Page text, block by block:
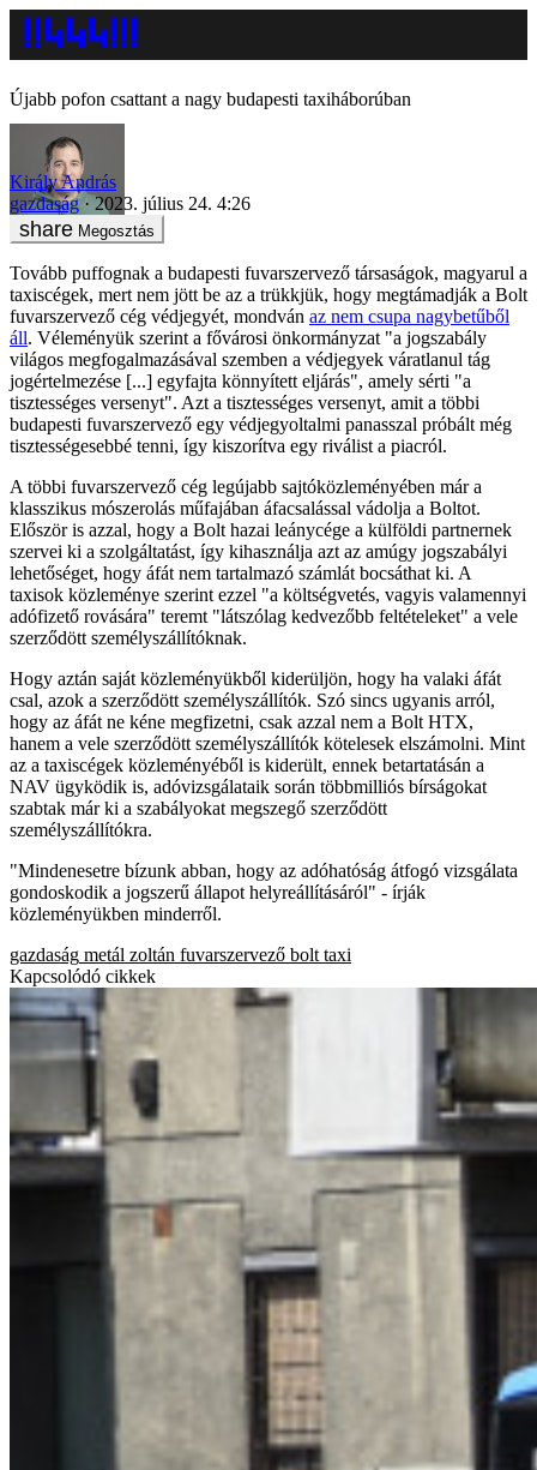
Újabb pofon csattant a nagy budapesti taxiháborúban
Király András
gazdaság
2023. július 24. 4:26
Megosztás
Tovább puffognak a budapesti fuvarszervező társaságok, magyarul a
taxiscégek, mert nem jött be az a trükkjük, hogy megtámadják a Bolt
fuvarszervező cég védjegyét, mondván az nem csupa nagybetűből
áll. Véleményük szerint a fővárosi önkormányzat "a jogszabály
világos megfogalmazásával szemben a védjegyek váratlanul tág
jogértelmezése [...] egyfajta könnyített eljárás", amely sérti "a
tisztességes versenyt". Azt a tisztességes versenyt, amit a többi
budapesti fuvarszervező egy védjegyoltalmi panasszal próbált még
tisztességesebbé tenni, így kiszorítva egy riválist a piacról.
A többi fuvarszervező cég legújabb sajtóközleményében már a
klasszikus mószerolás műfajában áfacsalással vádolja a Boltot.
Először is azzal, hogy a Bolt hazai leánycége a külföldi partnernek
szervei ki a szolgáltatást, így kihasználja azt az amúgy jogszabályi
lehetőséget, hogy áfát nem tartalmazó számlát bocsáthat ki. A
taxisok közleménye szerint ezzel "a költségvetés, vagyis valamennyi
adófizető rovására" teremt "látszólag kedvezőbb feltételeket" a vele
szerződött személyszállítóknak.
Hogy aztán saját közleményükből kiderüljön, hogy ha valaki áfát
csal, azok a szerződött személyszállítók. Szó sincs ugyanis arról,
hogy az áfát ne kéne megfizetni, csak azzal nem a Bolt HTX,
hanem a vele szerződött személyszállítók kötelesek elszámolni. Mint
az a taxiscégek közleményéből is kiderült, ennek betartatásán a
NAV ügyködik is, adóvizsgálataik során többmilliós bírságokat
szabtak már ki a szabályokat megszegő szerződött
személyszállítókra.
"Mindenesetre bízunk abban, hogy az adóhatóság átfogó vizsgálata
gondoskodik a jogszerű állapot helyreállításáról" - írják
közleményükben minderről.
gazdaság metál zoltán fuvarszervező bolt taxi
Kapcsolódó cikkek